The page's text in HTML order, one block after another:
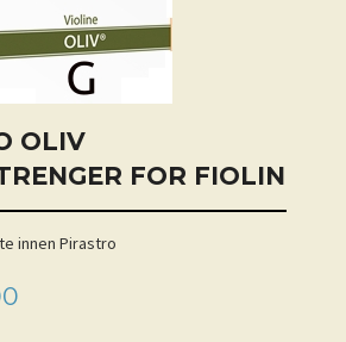
OLIV
FOR FIOLIN
innen Pirastro